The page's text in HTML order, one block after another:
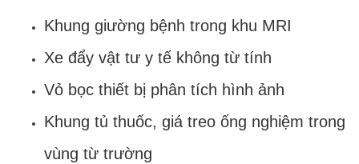
Khung giường bệnh trong khu MRI
Xe đẩy vật tư y tế không từ tính
Vỏ bọc thiết bị phân tích hình ảnh
Khung tủ thuốc, giá treo ống nghiệm trong
vùng từ trường